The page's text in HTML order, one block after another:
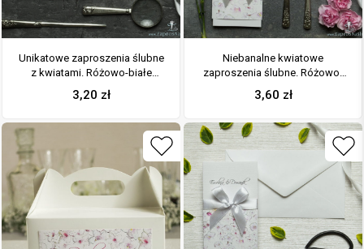
Unikatowe zaproszenia ślubne
z kwiatami. Różowo-białe
kwiaty i wstążka w białym
kolorze. ZAP-93-07
3,20 zł
Niebanalne kwiatowe
zaproszenia ślubne. Różowo-
białe kwiaty, biała wstążka i
wnętrze wkładane w okładkę.
3,60 zł